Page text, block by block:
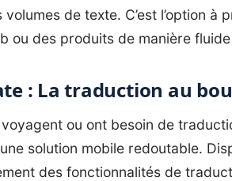
de texte. C’est l’option
ou des produits de manière
: La traduction au
ou ont besoin de
solution mobile redoutable.
des fonctionnalités de